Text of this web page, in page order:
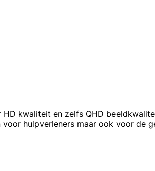
kwaliteit en zelfs QHD
hulpverleners maar ook voor de